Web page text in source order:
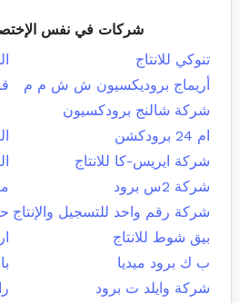
شركات في نفس
تنوكي للانتاج
أريماج بروديكسيون ش ش م م
شركة شالنج برودكسيون
ام 24 برودكشن
شركة ايريس-كا للانتاج
شركة 2س برود
شركة رقم واحد للتسجيل والإنتاج
بيق شوط للانتاج
ب ك برود ميديا
شركة وايلد ت برود